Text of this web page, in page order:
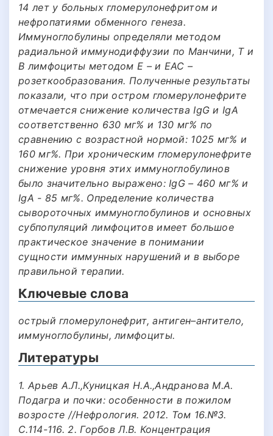
14 лет у больных гломерулонефритом и
нефропатиями обменного генеза.
Иммуноглобулины определяли методом
радиальной иммунодиффузии по Манчини, Т и
В лимфоциты методом Е – и ЕАС –
розеткообразования. Полученные результаты
показали, что при остром гломерулонефрите
отмечается снижение количества IgG и IgА
соответcтвенно 630 мг% и 130 мг% по
сравнению с возрастной нормой: 1025 мг% и
160 мг%. При хроническим гломерулонефрите
снижение уровня этих иммуноглобулинов
было значительно выражено: IgG – 460 мг% и
IgА - 85 мг%. Определение количества
сывороточных иммуноглобулинов и основных
субпопуляций лимфоцитов имеет большое
практическое значение в понимании
сущности иммунных нарушений и в выборе
правильной терапии.
Ключевые слова
острый гломерулонефрит, антиген–антитело,
иммуноглобулины, лимфоциты.
Литературы
1. Арьев А.Л.,Куницкая Н.А.,Андранова М.А.
Подагра и почки: особенности в пожилом
возросте //Нефрология. 2012. Том 16.№3.
С.114-116. 2. Горбов Л.В. Концентрация